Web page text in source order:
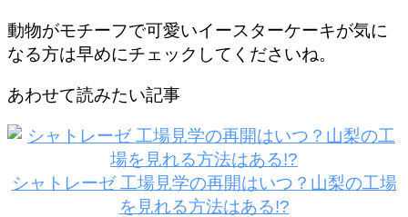
動物がモチーフで可愛いイースターケーキが気に
なる方は早めにチェックしてくださいね。
あわせて読みたい記事
シャトレーゼ 工場見学の再開はいつ？山梨の工場
を見れる方法はある!?